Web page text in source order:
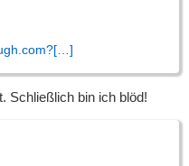
Schließlich bin ich blöd!